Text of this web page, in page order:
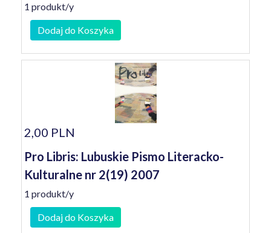
1 produkt/y
Dodaj do Koszyka
2,00 PLN
Pro Libris: Lubuskie Pismo Literacko-
Kulturalne nr 2(19) 2007
1 produkt/y
Dodaj do Koszyka